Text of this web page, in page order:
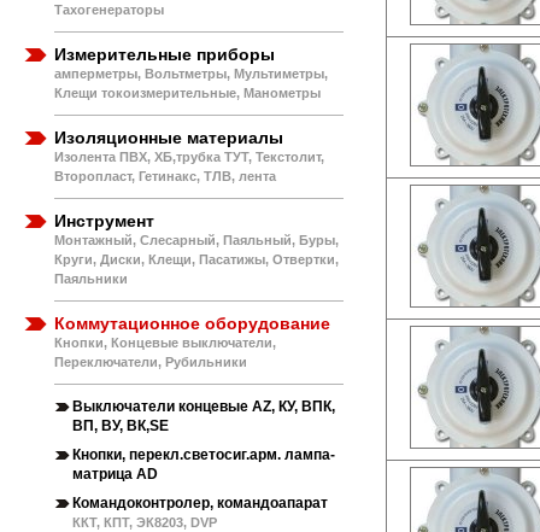
Тахогенераторы
Измерительные приборы
амперметры, Вольтметры, Мультиметры,
Клещи токоизмерительные, Манометры
Изоляционные материалы
Изолента ПВХ, ХБ,трубка ТУТ, Текстолит,
Второпласт, Гетинакс, ТЛВ, лента
Инструмент
Монтажный, Слесарный, Паяльный, Буры,
Круги, Диски, Клещи, Пасатижы, Отвертки,
Паяльники
Коммутационное оборудование
Кнопки, Концевые выключатели,
Переключатели, Рубильники
Выключатели концевые АZ, КУ, ВПК,
ВП, ВУ, ВК,SE
Кнопки, перекл.светосиг.арм. лампа-
матрица AD
Командоконтролер, командоапарат
ККТ, КПТ, ЭК8203, DVP